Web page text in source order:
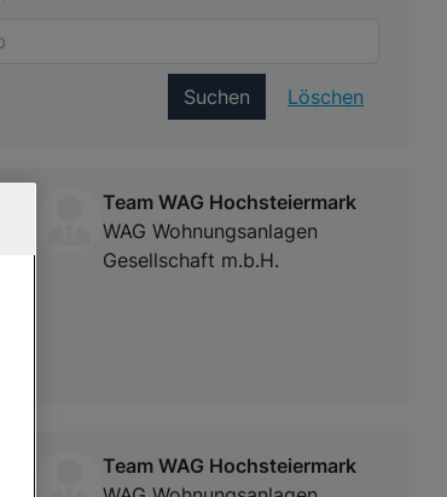
Suchen Löschen
Team WAG Hochsteiermark
WAG Wohnungsanlagen
Gesellschaft m.b.H.
Team WAG Hochsteiermark